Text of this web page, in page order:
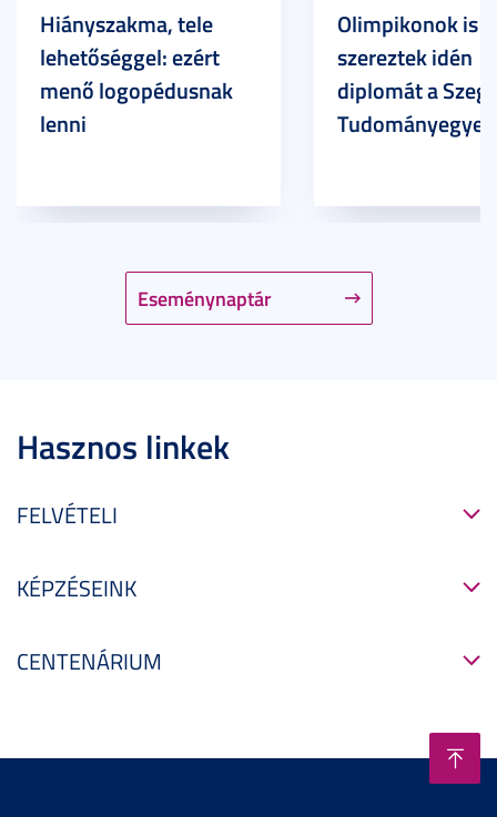
Eseménynaptár
Hiányszakma, tele
lehetőséggel: ezért
menő logopédusnak
lenni
Olimpikonok is
szereztek idén
diplomát a
Hasznos linkek
FELVÉTELI
KÉPZÉSEINK
CENTENÁRIUM